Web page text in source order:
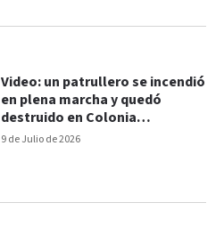
9 de Julio de 2026
Video: un patrullero se incendió
en plena marcha y quedó
destruido en Colonia
Avellaneda